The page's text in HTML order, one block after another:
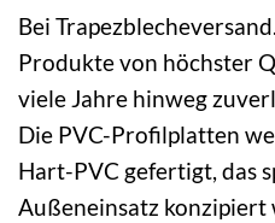
Bei
Produkte von höchster
viele Jahre hinweg
Die PVC-Profilplatten
Hart-PVC gefertigt, das
Außeneinsatz konzipiert